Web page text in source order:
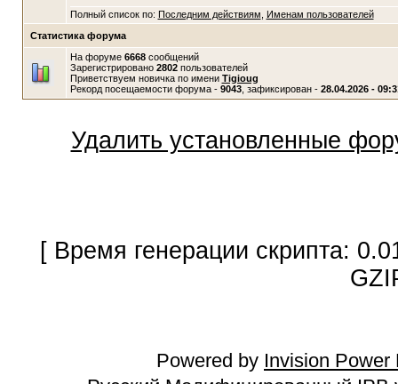
Полный список по: Последним действиям
Именам пользователей
Статистика форума
На форуме 6668сообщений
Зарегистрировано 2802пользователей
Приветствуем новичка по имени Tigioug
Рекорд посещаемости форума - 9043, зафиксирован - 28.04.2026 -
Удалить установленные
[ Время генерации скрипта:
Powered by Invision Power